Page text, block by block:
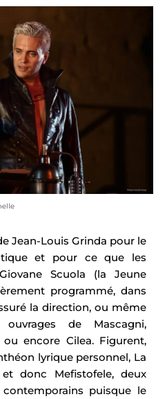
Jean-Louis Grinda pour le
et pour ce que les
Scuola (la Jeune
programmé, dans
la direction, ou même
de Mascagni,
ou encore Cilea. Figurent,
lyrique personnel, La
donc Mefistofele, deux
puisque le